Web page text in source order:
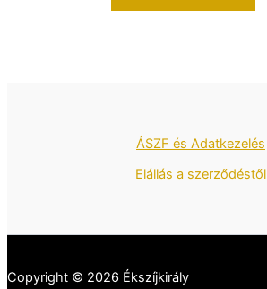
ÁSZF és Adatkezelés
Elállás a szerződéstől
Copyright © 2026 Ékszíjkirály